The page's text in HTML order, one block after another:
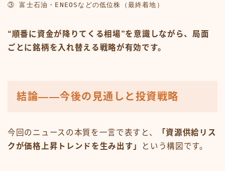
③ 富士石油・ENEOSなどの低位株（最終着地）
“順番に資金が降りてくる相場”を意識しながら、局面
ごとに銘柄を入れ替える戦略が有効です。
結論——今後の見通しと投資戦略
今回のニュースの本質を一言で表すと、
「資源供給リス
クが価格上昇トレンドを生み出す」
という構図です。